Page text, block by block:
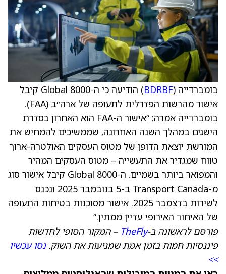
בומברדייה (BDRBF
) הודיעה כי ה-Global 8000 קיבל
אישור מהרשות הפדרלית לתעופה של ארה״ב (FAA).
בומברדייה אמרה: “אישור ה-FAA הוא האחרון בסדרת
הישגים במהלך השנה האחרונה, שממשיכים להמחיש את
המורשת יוצאת הדופן של מטוס העסקים האולטרה-ארוך
טווח שמגדיר את התעשייה – מטוס העסקים המהיר
והמפואר ביותר בשמיים. ה-Global 8000 קיבל אישור סוג
מ-Transport Canada ב-5 בנובמבר 2025 ונכנס
לשירות בדצמבר 2025. אישור מסוכנות בטיחות התעופה
של האיחוד האירופי עדיין ממתין.”
פורסם לראשונה ב-TheFly – המקור הסופי לחדשות
פיננסיות חמות בזמן אמת שמניעות את השוק.נסו עכשיו
>>